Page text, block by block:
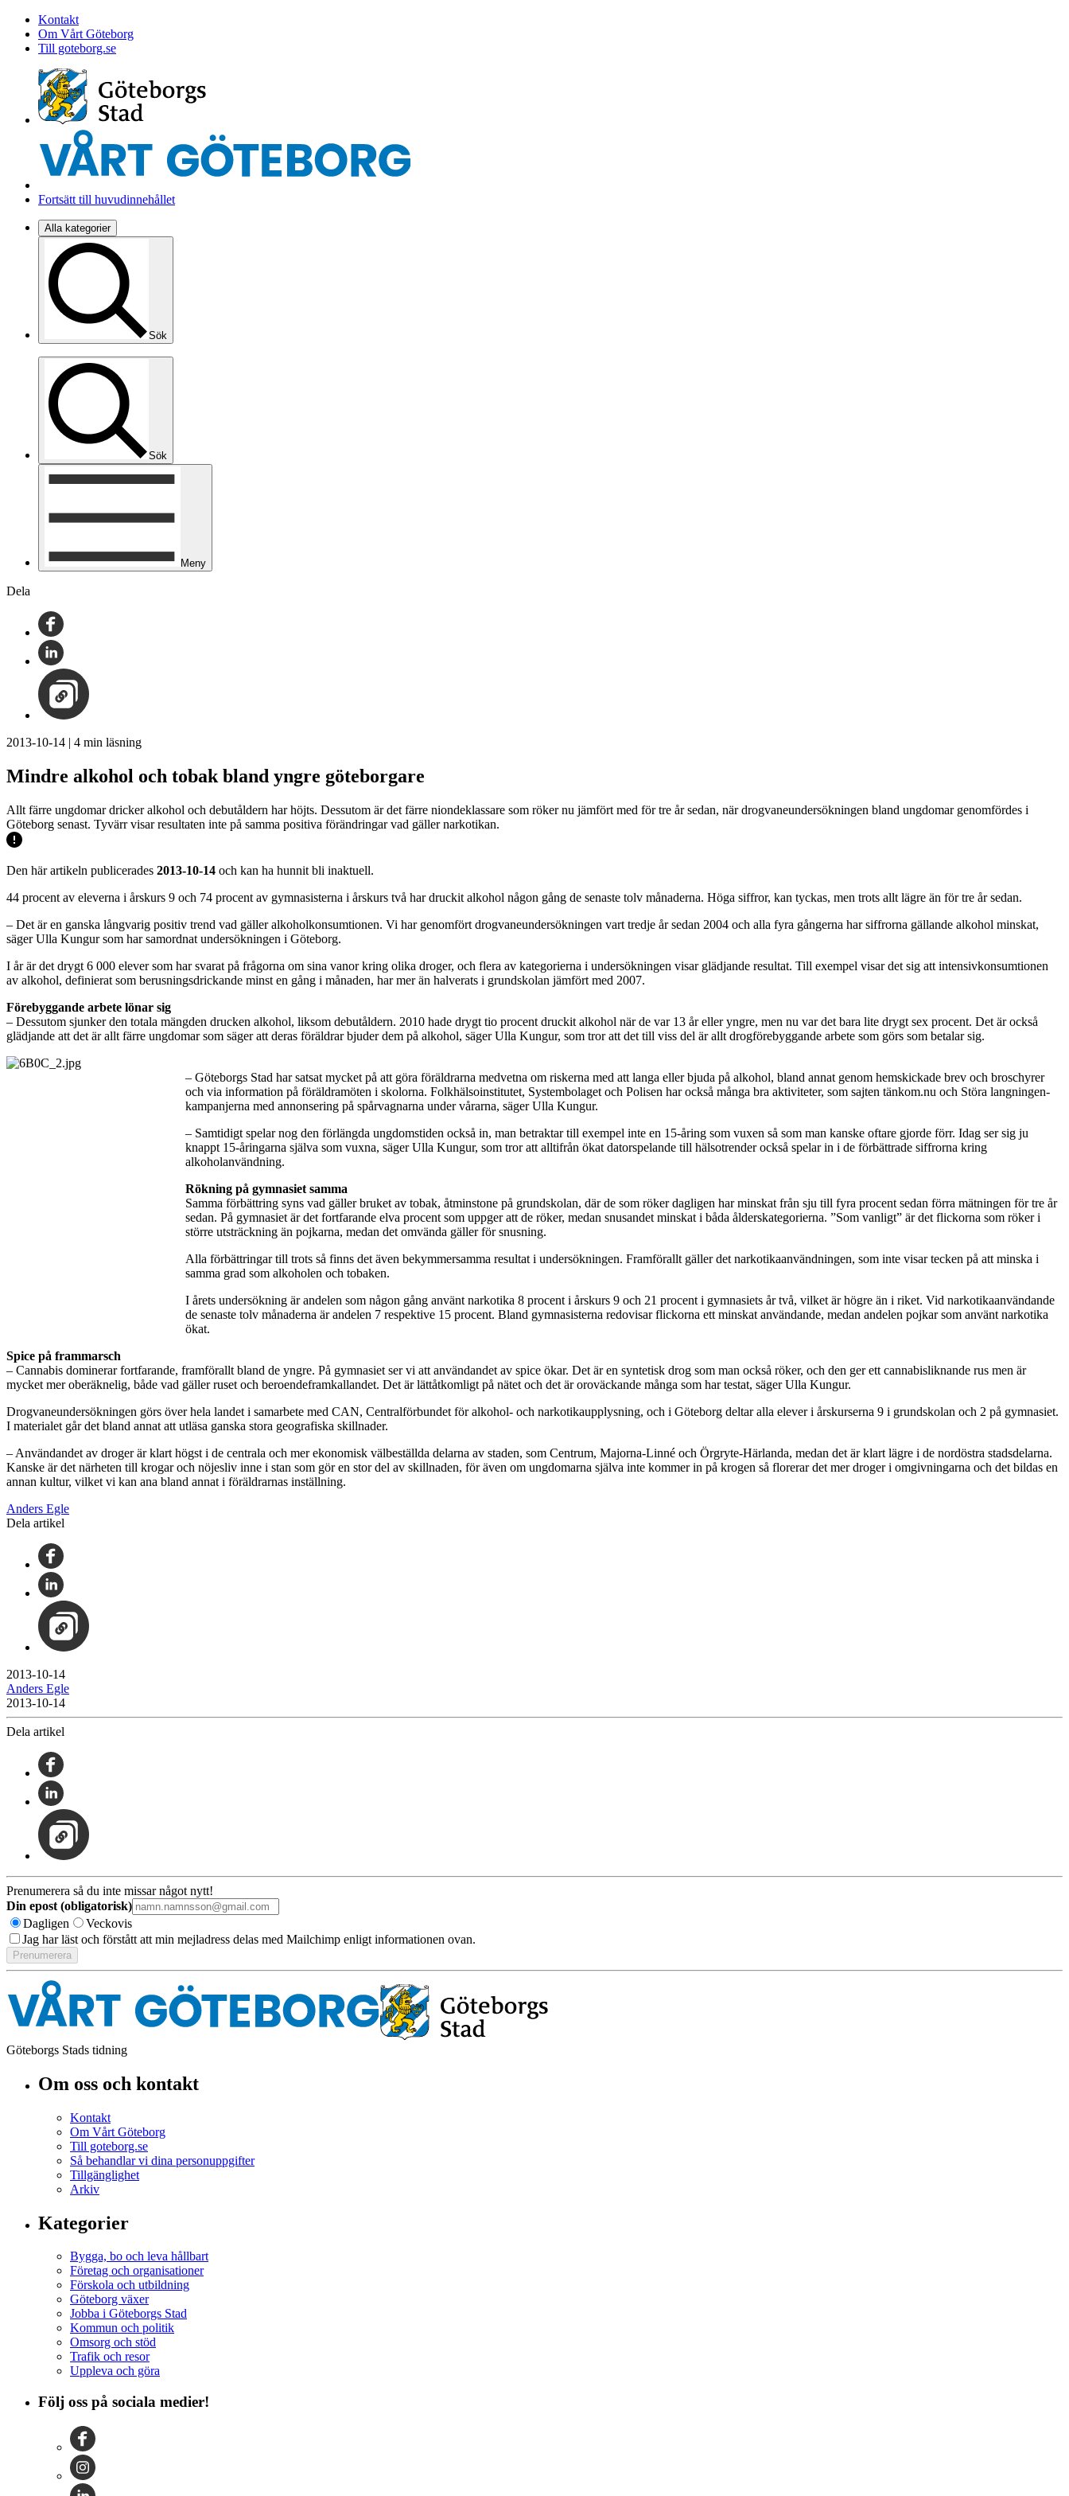
Kontakt
Om Vårt Göteborg
Till goteborg.se
Fortsätt till huvudinnehållet
Alla kategorier
Sök
Sök
Meny
Dela
2013-10-14 | 4 min läsning
Mindre alkohol och tobak bland yngre göteborgare
Allt färre ungdomar dricker alkohol och debutåldern har höjts. Dessutom är det färre niondeklassare som röker nu jämfört med för tre år sedan, när drogvaneundersökningen bland ungdomar genomfördes i
Göteborg senast. Tyvärr visar resultaten inte på samma positiva förändringar vad gäller narkotikan.
Den här artikeln publicerades 2013-10-14 och kan ha hunnit bli inaktuell.
44 procent av eleverna i årskurs 9 och 74 procent av gymnasisterna i årskurs två har druckit alkohol någon gång de senaste tolv månaderna. Höga siffror, kan tyckas, men trots allt lägre än för tre år sedan.
– Det är en ganska långvarig positiv trend vad gäller alkoholkonsumtionen. Vi har genomfört drogvaneundersökningen vart tredje år sedan 2004 och alla fyra gångerna har siffrorna gällande alkohol minskat,
säger Ulla Kungur som har samordnat undersökningen i Göteborg.
I år är det drygt 6 000 elever som har svarat på frågorna om sina vanor kring olika droger, och flera av kategorierna i undersökningen visar glädjande resultat. Till exempel visar det sig att intensivkonsumtionen
av alkohol, definierat som berusningsdrickande minst en gång i månaden, har mer än halverats i grundskolan jämfört med 2007.
Förebyggande arbete lönar sig
– Dessutom sjunker den totala mängden drucken alkohol, liksom debutåldern. 2010 hade drygt tio procent druckit alkohol när de var 13 år eller yngre, men nu var det bara lite drygt sex procent. Det är också
glädjande att det är allt färre ungdomar som säger att deras föräldrar bjuder dem på alkohol, säger Ulla Kungur, som tror att det till viss del är allt drogförebyggande arbete som görs som betalar sig.
– Göteborgs Stad har satsat mycket på att göra föräldrarna medvetna om riskerna med att langa eller bjuda på alkohol, bland annat genom hemskickade brev och broschyrer
och via information på föräldramöten i skolorna. Folkhälsoinstitutet, Systembolaget och Polisen har också många bra aktiviteter, som sajten tänkom.nu och Störa langningen-
kampanjerna med annonsering på spårvagnarna under vårarna, säger Ulla Kungur.
– Samtidigt spelar nog den förlängda ungdomstiden också in, man betraktar till exempel inte en 15-åring som vuxen så som man kanske oftare gjorde förr. Idag ser sig ju
knappt 15-åringarna själva som vuxna, säger Ulla Kungur, som tror att alltifrån ökat datorspelande till hälsotrender också spelar in i de förbättrade siffrorna kring
alkoholanvändning.
Rökning på gymnasiet samma
Samma förbättring syns vad gäller bruket av tobak, åtminstone på grundskolan, där de som röker dagligen har minskat från sju till fyra procent sedan förra mätningen för tre år
sedan. På gymnasiet är det fortfarande elva procent som uppger att de röker, medan snusandet minskat i båda ålderskategorierna. ”Som vanligt” är det flickorna som röker i
större utsträckning än pojkarna, medan det omvända gäller för snusning.
Alla förbättringar till trots så finns det även bekymmersamma resultat i undersökningen. Framförallt gäller det narkotikaanvändningen, som inte visar tecken på att minska i
samma grad som alkoholen och tobaken.
I årets undersökning är andelen som någon gång använt narkotika 8 procent i årskurs 9 och 21 procent i gymnasiets år två, vilket är högre än i riket. Vid narkotikaanvändande
de senaste tolv månaderna är andelen 7 respektive 15 procent. Bland gymnasisterna redovisar flickorna ett minskat användande, medan andelen pojkar som använt narkotika
ökat.
Spice på frammarsch
– Cannabis dominerar fortfarande, framförallt bland de yngre. På gymnasiet ser vi att användandet av spice ökar. Det är en syntetisk drog som man också röker, och den ger ett cannabisliknande rus men är
mycket mer oberäknelig, både vad gäller ruset och beroendeframkallandet. Det är lättåtkomligt på nätet och det är oroväckande många som har testat, säger Ulla Kungur.
Drogvaneundersökningen görs över hela landet i samarbete med CAN, Centralförbundet för alkohol- och narkotikaupplysning, och i Göteborg deltar alla elever i årskurserna 9 i grundskolan och 2 på gymnasiet.
I materialet går det bland annat att utläsa ganska stora geografiska skillnader.
– Användandet av droger är klart högst i de centrala och mer ekonomisk välbeställda delarna av staden, som Centrum, Majorna-Linné och Örgryte-Härlanda, medan det är klart lägre i de nordöstra stadsdelarna.
Kanske är det närheten till krogar och nöjesliv inne i stan som gör en stor del av skillnaden, för även om ungdomarna själva inte kommer in på krogen så florerar det mer droger i omgivningarna och det bildas en
annan kultur, vilket vi kan ana bland annat i föräldrarnas inställning.
Anders Egle
Dela artikel
2013-10-14
Anders Egle
2013-10-14
Dela artikel
Prenumerera så du inte missar något nytt!
Din epost (obligatorisk)
Dagligen
Veckovis
Jag har läst och förstått att min mejladress delas med Mailchimp enligt informationen ovan.
Göteborgs Stads tidning
Om oss och kontakt
Kontakt
Om Vårt Göteborg
Till goteborg.se
Så behandlar vi dina personuppgifter
Tillgänglighet
Arkiv
Kategorier
Bygga, bo och leva hållbart
Företag och organisationer
Förskola och utbildning
Göteborg växer
Jobba i Göteborgs Stad
Kommun och politik
Omsorg och stöd
Trafik och resor
Uppleva och göra
Följ oss på sociala medier!